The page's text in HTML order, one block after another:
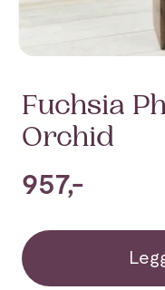
Fuchsia
Orchid
957,-